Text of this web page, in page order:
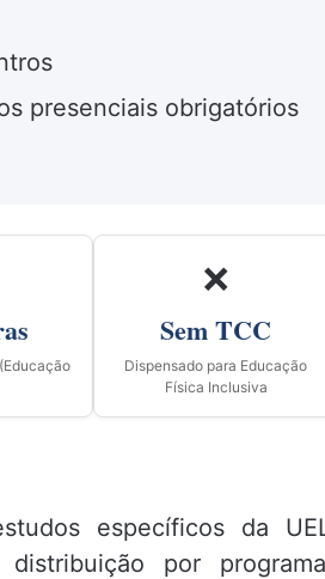
presenciais obrigatórios
❌
Sem TCC
Dispensado para Educação
Física Inclusiva
específicos da
por